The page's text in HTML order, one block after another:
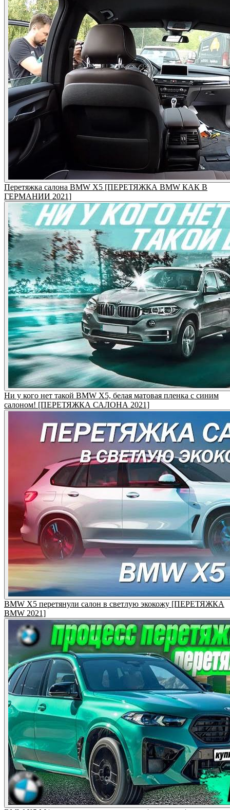
Перетяжка салона BMW X5 [ПЕРЕТЯЖКА BMW КАК В
ГЕРМАНИИ 2021]
Ни у кого нет такой BMW X5, белая матовая пленка с синим
салоном! [ПЕРЕТЯЖКА САЛОНА 2021]
BMW X5 перетянули салон в светлую экокожу [ПЕРЕТЯЖКА
BMW 2021]